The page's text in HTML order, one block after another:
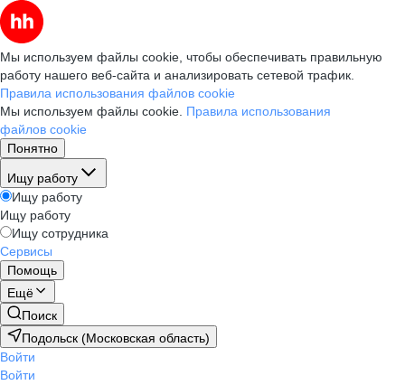
Мы используем файлы cookie, чтобы обеспечивать правильную
работу нашего веб-сайта и анализировать сетевой трафик.
Правила использования файлов cookie
Мы используем файлы cookie. Правила использования
файлов cookie
Понятно
Ищу работу
Ищу работу
Ищу работу
Ищу сотрудника
Сервисы
Помощь
Ещё
Поиск
Подольск (Московская область)
Войти
Войти